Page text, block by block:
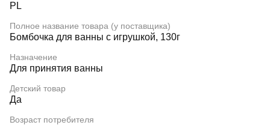
PL
Полное название товара (у поставщика)
Бомбочка для ванны с игрушкой, 130г
Назначение
Для принятия ванны
Детский товар
Да
Возраст потребителя